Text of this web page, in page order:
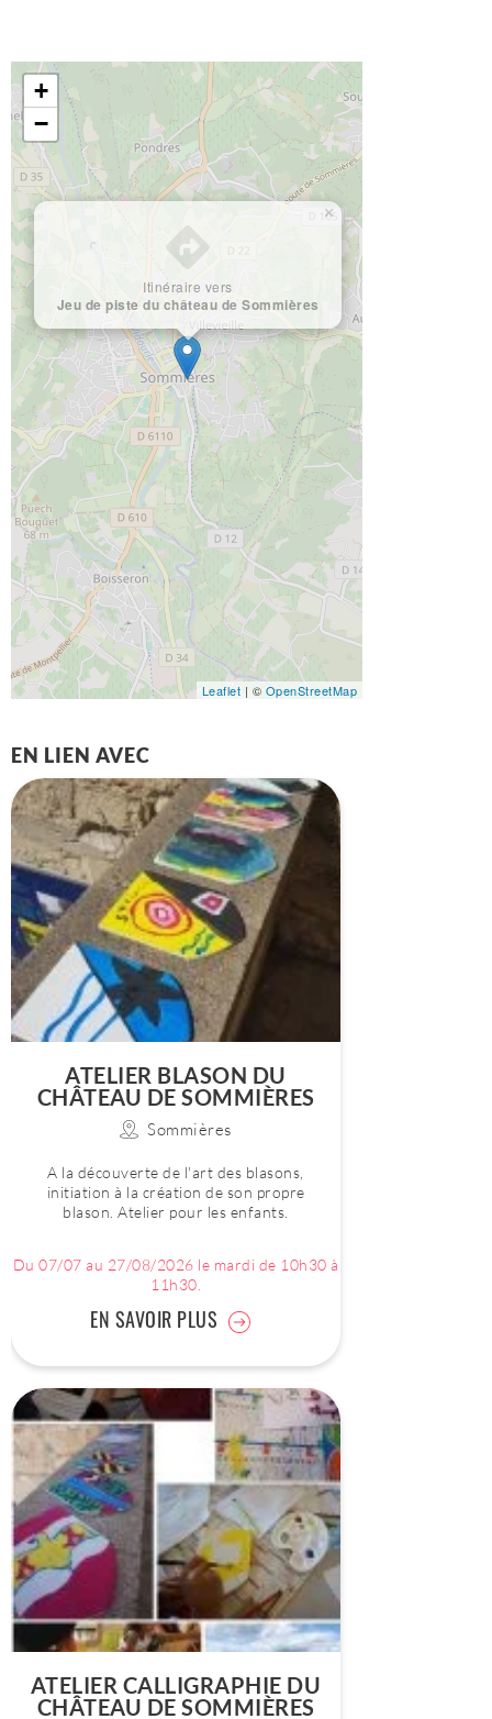
Itinéraire vers
Jeu de piste du château de Sommières
×
+
−
Leaflet | © OpenStreetMap
EN LIEN AVEC
ATELIER BLASON DU
CHÂTEAU DE SOMMIÈRES
Sommières
A la découverte de l'art des blasons,
initiation à la création de son propre
blason. Atelier pour les enfants.
Du 07/07 au 27/08/2026 le mardi de 10h30 à
11h30.
EN SAVOIR PLUS
ATELIER CALLIGRAPHIE DU
CHÂTEAU DE SOMMIÈRES